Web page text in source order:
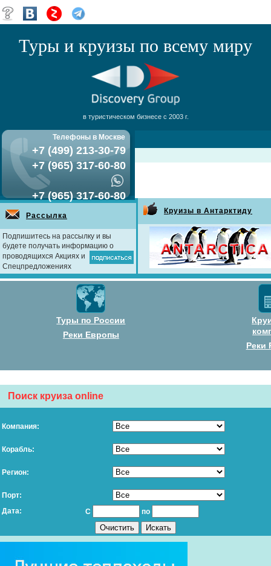
Туры и круизы по всему миру
в туристическом бизнесе с 2003 г.
Телефоны в Москве
+7 (499) 213-30-79
+7 (965) 317-60-80
+7 (965) 317-60-80
Рассылка
Подпишитесь на рассылку и вы
будете получать информацию о
проводящихся Акциях и
Спецпредложениях
Круизы в Антарктиду
Туры по России
Реки Европы
Реки
Поиск круиза online
Компания:
Корабль:
Регион:
Порт:
Дата:
С по